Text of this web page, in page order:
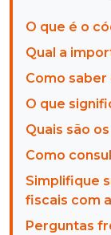
O que é o
Qual a
Como saber
O que
Quais são
Como
Simplifique
fiscais com
Perguntas